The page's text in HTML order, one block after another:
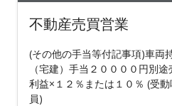
不動産売買営業
(その他の手当等付記事項)車両
（宅建）手当２００００円別
利益×１２％または１０％ (受
員)